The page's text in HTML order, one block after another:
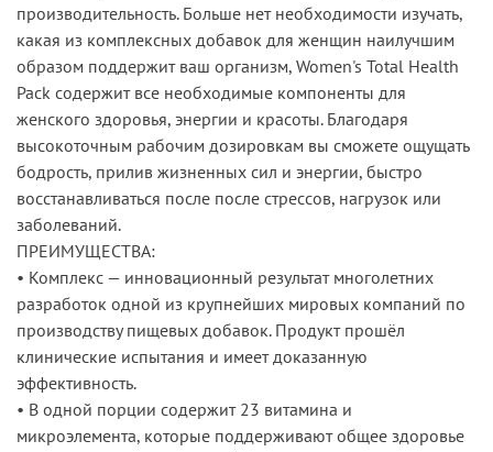
производительность. Больше нет необходимости изучать,
какая из комплексных добавок для женщин наилучшим
образом поддержит ваш организм, Women's Total Health
Pack содержит все необходимые компоненты для
женского здоровья, энергии и красоты. Благодаря
высокоточным рабочим дозировкам вы сможете ощущать
бодрость, прилив жизненных сил и энергии, быстро
восстанавливаться после после стрессов, нагрузок или
заболеваний.
ПРЕИМУЩЕСТВА:
• Комплекс — инновационный результат многолетних
разработок одной из крупнейших мировых компаний по
производству пищевых добавок. Продукт прошёл
клинические испытания и имеет доказанную
эффективность.
• В одной порции содержит 23 витамина и
микроэлемента, которые поддерживают общее здоровье